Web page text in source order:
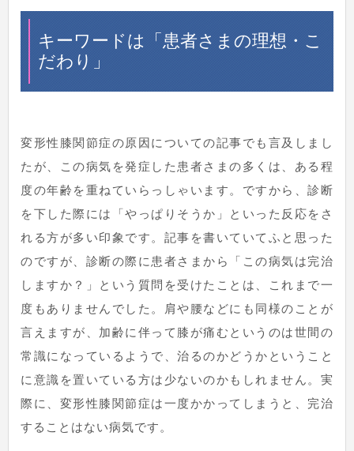
キーワードは「患者さまの理想・こ
だわり」
変形性膝関節症の原因についての記事でも言及しまし
たが、この病気を発症した患者さまの多くは、ある程
度の年齢を重ねていらっしゃいます。ですから、診断
を下した際には「やっぱりそうか」といった反応をさ
れる方が多い印象です。記事を書いていてふと思った
のですが、診断の際に患者さまから「この病気は完治
しますか？」という質問を受けたことは、これまで一
度もありませんでした。肩や腰などにも同様のことが
言えますが、加齢に伴って膝が痛むというのは世間の
常識になっているようで、治るのかどうかということ
に意識を置いている方は少ないのかもしれません。実
際に、変形性膝関節症は一度かかってしまうと、完治
することはない病気です。